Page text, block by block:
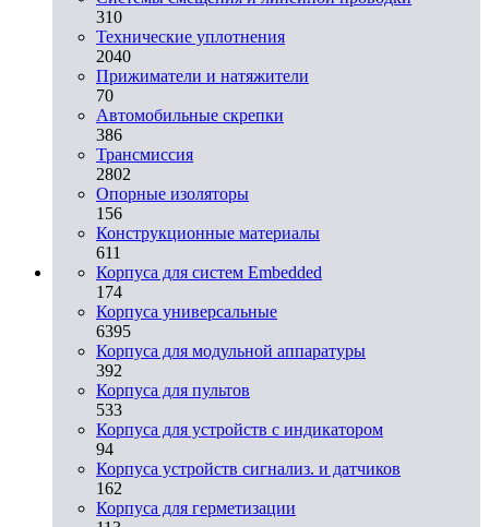
310
Технические уплотнения
2040
Прижиматели и натяжители
70
Автомобильные скрепки
386
Трансмиссия
2802
Опорные изоляторы
156
Конструкционные материалы
611
Корпуса для систем Embedded
174
Корпуса универсальные
6395
Корпуса для модульной аппаратуры
392
Корпуса для пультов
533
Корпуса для устройств с индикатором
94
Корпуса устройств сигнализ. и датчиков
162
Корпуса для герметизации